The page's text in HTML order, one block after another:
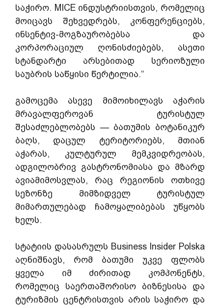
საჭირო. MICE ინდუსტრიისთვის, რომელიც
მოიცავს შეხვედრებს, კონფერენციებს,
ინსენტივ-მოგზაურობებსა და
კორპორაციულ ღონისძიებებს, ასეთი
სტანდარტი არსებითად სერიოზული
საუბრის საწყისი წერტილია.“
გამოცემა ასევე მიმოიხილავს აჭარის
მრავალფეროვან ტურისტულ
შესაძლებლობებს — ბათუმის ბოტანიკურ
ბაღს, დაცულ ტერიტორიებს, მთიან
აჭარას, კულტურულ მემკვიდრეობას,
ადგილობრივ გასტრონომიასა და მზარდ
ავიამიმოსვლას, რაც რეგიონის ოთხივე
სეზონზე მიმზიდველ ტურისტულ
მიმართულებად ჩამოყალიბებას უწყობს
ხელს.
სტატიის დასასრულს Business Insider Polska
აღნიშნავს, რომ ბათუმი უკვე ფლობს
ყველა იმ ძირითად კომპონენტს,
რომელიც საერთაშორისო ბიზნესისა და
ტურიზმის ცენტრისთვის არის საჭირო და